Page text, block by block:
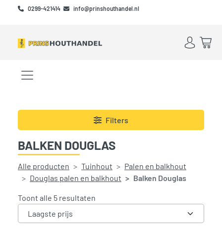
Skip to main content
Skip to footer
0299-421414 info@prinshouthandel.nl
Account
Menu openen/sluiten
Filters
BALKEN DOUGLAS
Alle producten Tuinhout
Palen en balkhout
Douglas palen en balkhout
Balken Douglas
Toont alle 5 resultaten